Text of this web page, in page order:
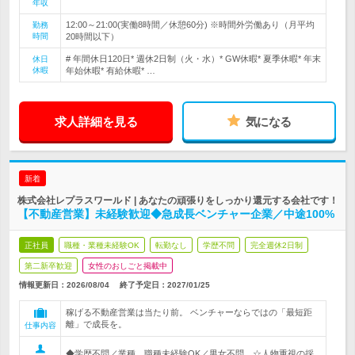
年収
勤務
時間
12:00～21:00(実働8時間／休憩60分) ※時間外労働あり（月平均
20時間以下）
休日
休暇
# 年間休日120日* 週休2日制（火・水）* GW休暇* 夏季休暇* 年末
年始休暇* 有給休暇* …
求人詳細を見る 気になる
新着
株式会社レプラスワールド | あなたの頑張りをしっかり還元する会社です！
【不動産営業】未経験歓迎◆急成長ベンチャー企業／中途100%
正社員 職種・業種未経験OK 転勤なし 学歴不問 完全週休2日制
第二新卒歓迎 女性のおしごと掲載中
情報更新日：2026/08/04 終了予定日： 2027/01/25
仕事内容
稼げる不動産営業は当たり前。 ベンチャーならではの「最短距
離」で成長を。